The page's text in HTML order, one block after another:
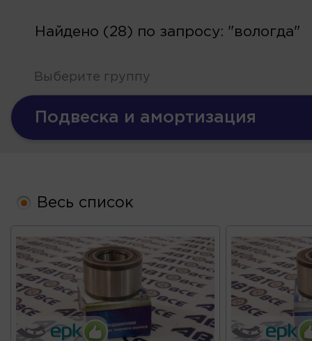
Найдено (28) по запросу: "вологда"
Выберите группу
Подвеска и амортизация
Весь список